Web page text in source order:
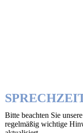
Bitte beachten Sie
regelmäßig wichtige